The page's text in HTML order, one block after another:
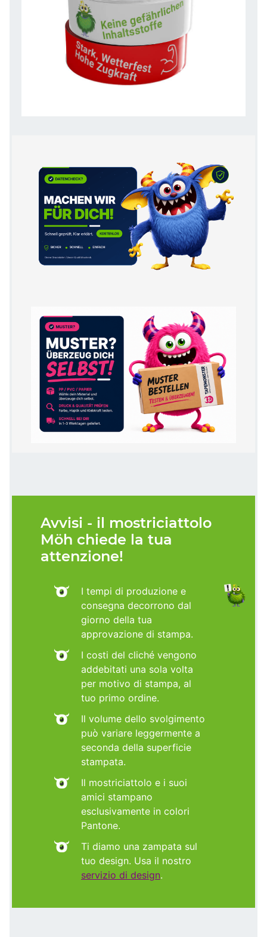
Avvisi - il mostriciattolo
Möh chiede la tua
attenzione!
I tempi di produzione e
consegna decorrono dal
giorno della tua
approvazione di stampa.
I costi del cliché vengono
addebitati una sola volta
per motivo di stampa, al
tuo primo ordine.
Il volume dello svolgimento
può variare leggermente a
seconda della superficie
stampata.
Il mostriciattolo e i suoi
amici stampano
esclusivamente in colori
Pantone.
Ti diamo una zampata sul
tuo design. Usa il nostro
servizio di design.